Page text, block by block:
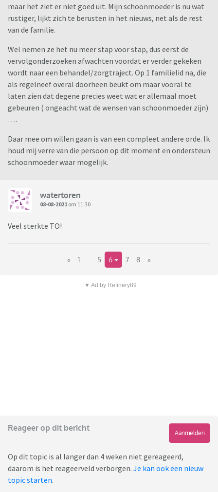
maar het ziet er niet goed uit. Mijn schoonmoeder is nu wat
rustiger, lijkt zich te berusten in het nieuws, net als de rest
van de familie.
Wel nemen ze het nu meer stap voor stap, dus eerst de
vervolgonderzoeken afwachten voordat er verder gekeken
wordt naar een behandel/zorgtraject. Op 1 familielid na, die
als regelneef overal doorheen beukt om maar vooral te
laten zien dat degene precies weet wat er allemaal moet
gebeuren ( ongeacht wat de wensen van schoonmoeder zijn)
….
Daar mee om willen gaan is van een compleet andere orde. Ik
houd mij verre van die persoon op dit moment en ondersteun
schoonmoeder waar mogelijk.
watertoren
08-08-2021 om 11:30
Veel sterkte TO!
« 1 5 6 7 8 »
▼ Ad by Refinery89
Reageer op dit bericht
Aanmelden
Op dit topic is al langer dan 4 weken niet gereageerd,
daarom is het reageerveld verborgen. Je kan ook een nieuw
topic starten.